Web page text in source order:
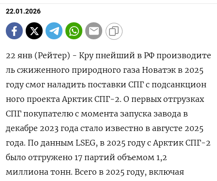
22.01.2026
22 янв (Рейтер) - Кру пнейший в РФ производите
ль сжиженного природного газа Новатэк в 2025
году смог наладить поставки СПГ с подсанкцион
ного проекта Арктик СПГ-2. О первых отгрузках
СПГ покупателю с момента запуска завода в
декабре 2023 года стало известно в августе 2025
года. По данным LSEG, в 2025 ⁠году с Арктик СПГ-2
было отгружено 17 партий объемом 1,2
миллиона тонн. Всего в 2025 году, включая